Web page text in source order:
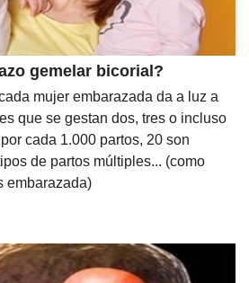
gemelar bicorial?
mujer embarazada da a luz a
que se gestan dos, tres o incluso
cada 1.000 partos, 20 son
de partos múltiples... (como
embarazada)